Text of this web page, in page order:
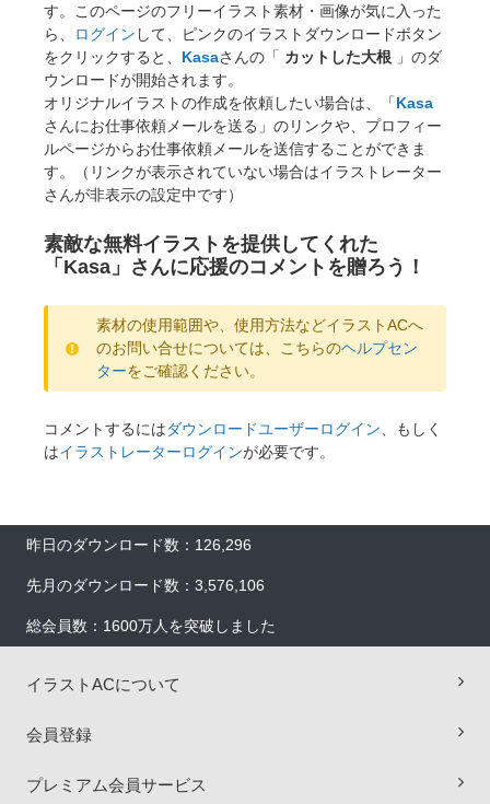
す。このページのフリーイラスト素材・画像が気に入った
ら、
ログイン して、ピンクのイラストダウンロードボタン
をクリックすると、 Kasaさんの「 カットした大根 」のダ
ウンロードが開始されます。
オリジナルイラストの作成を依頼したい場合は、「Kasa
さんにお仕事依頼メールを送る」のリンクや、プロフィー
ルページからお仕事依頼メールを送信することができま
す。（リンクが表示されていない場合はイラストレーター
さんが非表示の設定中です）
素敵な無料イラストを提供してくれた
「Kasa」さんに応援のコメントを贈ろう！
素材の使用範囲や、使用方法などイラストACへ
のお問い合せについては、こちらのヘルプセン
ターをご確認ください。
コメントするにはダウンロードユーザーログイン、もしく
はイラストレーターログインが必要です。
昨日のダウンロード数：126,296
先月のダウンロード数：3,576,106
総会員数：1600万人を突破しました
イラストACについて
会員登録
プレミアム会員サービス